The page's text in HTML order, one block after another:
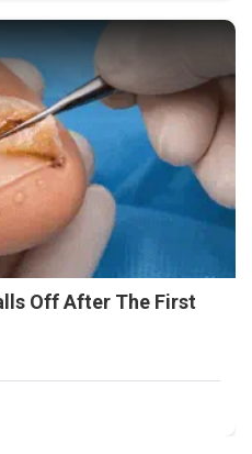
Off After The First